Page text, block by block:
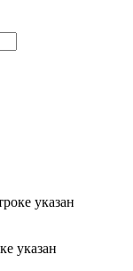
указан
указан